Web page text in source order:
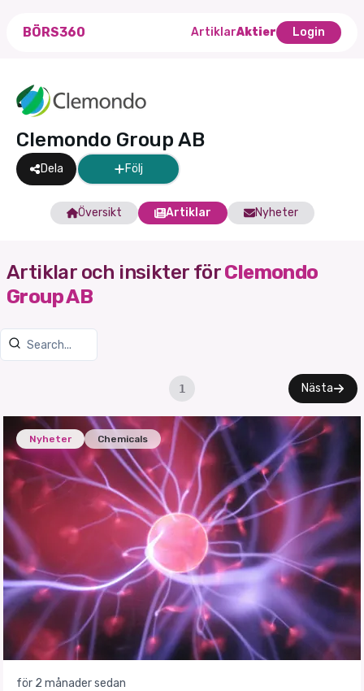
BÖRS360 ArtiklarAktier Login
Clemondo Group AB
Dela Följ
Översikt Artiklar Nyheter
Artiklar och insikter för Clemondo
Group AB
1 Nästa
Nyheter Chemicals
för 2 månader sedan